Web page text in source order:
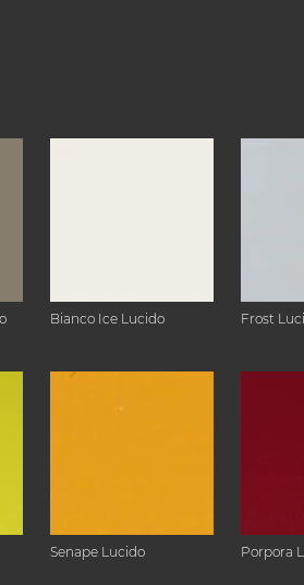
Bianco Ice Lucido Frost
Senape Lucido Porpora